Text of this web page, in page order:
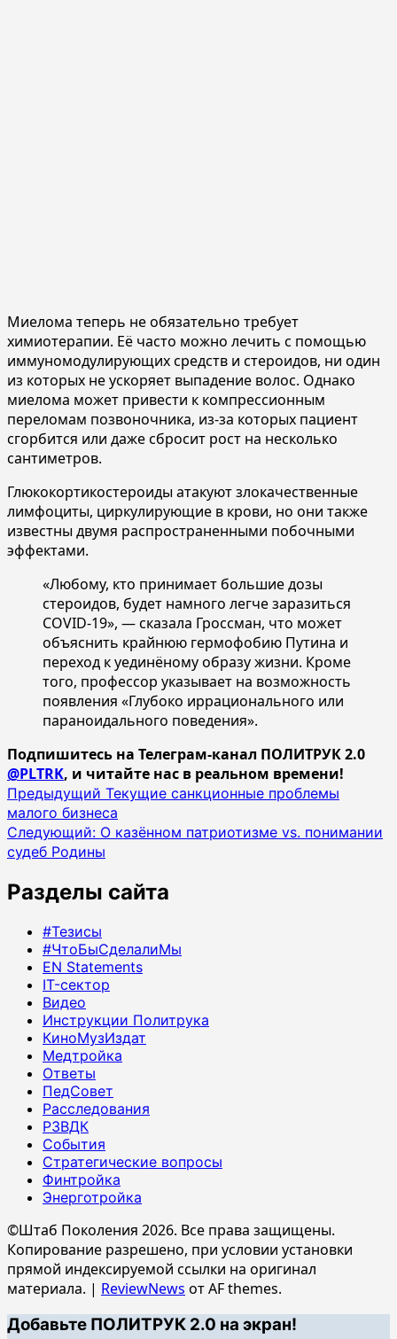
Миелома теперь не обязательно требует
химиотерапии. Её часто можно лечить с помощью
иммуномодулирующих средств и стероидов, ни один
из которых не ускоряет выпадение волос. Однако
миелома может привести к компрессионным
переломам позвоночника, из-за которых пациент
сгорбится или даже сбросит рост на несколько
сантиметров.
Глюкокортикостероиды атакуют злокачественные
лимфоциты, циркулирующие в крови, но они также
известны двумя распространенными побочными
эффектами.
«Любому, кто принимает большие дозы
стероидов, будет намного легче заразиться
COVID-19», — сказала Гроссман, что может
объяснить крайнюю гермофобию Путина и
переход к уединёному образу жизни. Кроме
того, профессор указывает на возможность
появления «Глубоко иррационального или
параноидального поведения».
Подпишитесь на Телеграм-канал ПОЛИТРУК 2.0
@PLTRK, и читайте нас в реальном времени!
Навигация
записи
Предыдущий Текущие санкционные проблемы
малого бизнеса
Следующий: О казённом патриотизме vs. понимании
судеб Родины
Разделы сайта
#Тезисы
#ЧтоБыСделалиМы
EN Statements
IT-сектор
Видео
Инструкции Политрука
КиноМузИздат
Медтройка
Ответы
ПедСовет
Расследования
РЗВДК
События
Стратегические вопросы
Финтройка
Энерготройка
©Штаб Поколения 2026. Все права защищены.
Копирование разрешено, при условии установки
прямой индексируемой ссылки на оригинал
материала. | ReviewNews от AF themes.
Добавьте ПОЛИТРУК 2.0 на экран!